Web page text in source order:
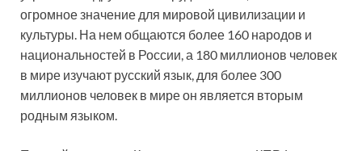
огромное значение для мировой цивилизации и
культуры. На нем общаются более 160 народов и
национальностей в России, а 180 миллионов человек
в мире изучают русский язык, для более 300
миллионов человек в мире он является вторым
родным языком.